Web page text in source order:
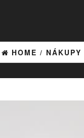
HOME / NÁKUPY